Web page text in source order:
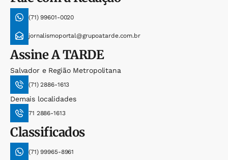
(71) 99601-0020
jornalismoportal@grupoatarde.com.br
AssineA TARDE
Salvador e Região Metropolitana
(71) 2886-1613
Demais localidades
71 2886-1613
Classificados
(71) 99965-8961